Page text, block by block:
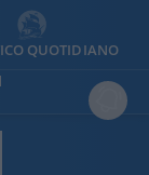
QUOTIDIANO